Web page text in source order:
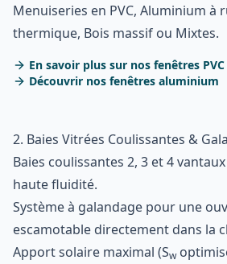
Menuiseries en PVC, Aluminium à
thermique, Bois massif ou Mixtes.
En savoir plus sur nos fenêtres PVC
Découvrir nos fenêtres aluminium
2. Baies Vitrées Coulissantes &
Baies coulissantes 2, 3 et 4
haute fluidité.
Système à galandage pour une
escamotable directement dans la
Apport solaire maximal (Sw